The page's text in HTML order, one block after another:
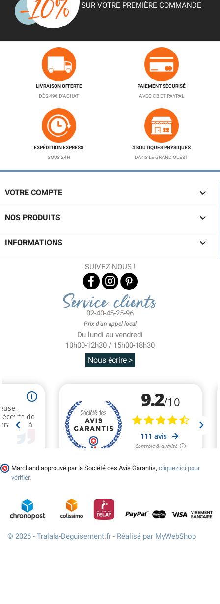
SUR VOTRE PREMIÈRE COMMANDE
LIVRAISON OFFERTE
DÈS 49€ D'ACHAT
PAIEMENT SÉCURISÉ
AVEC CB ET PAYPAL
EXPÉDITION EXPRESS
SOUS 24H
4 BOUTIQUES PHYSIQUES
DANS LE GRAND OUEST
VOTRE COMPTE 
NOS PRODUITS 
INFORMATIONS 
SUIVEZ-NOUS !
Service clients
02-40-45-25-96
Prix d'un appel local
Du lundi au vendredi
10h00-12h30 / 15h00-18h30
Nous écrire >
Marchand approuvé par la Société des Avis Garantis, cliquez ici pour
vérifier.
© 2026 - Tralala-Deguisement.fr - Réalisé par MyWebShop